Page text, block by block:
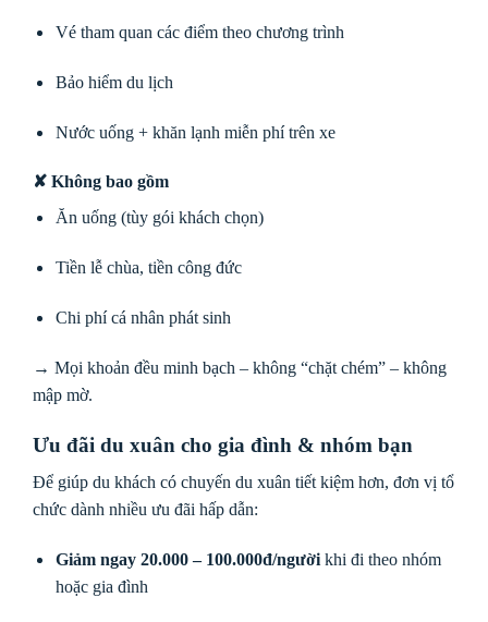
Vé tham quan các điểm theo chương trình
Bảo hiểm du lịch
Nước uống + khăn lạnh miễn phí trên xe
✘ Không bao gồm
Ăn uống (tùy gói khách chọn)
Tiền lễ chùa, tiền công đức
Chi phí cá nhân phát sinh
→ Mọi khoản đều minh bạch – không “chặt chém” – không
mập mờ.
Ưu đãi du xuân cho gia đình & nhóm bạn
Để giúp du khách có chuyến du xuân tiết kiệm hơn, đơn vị tổ
chức dành nhiều ưu đãi hấp dẫn:
Giảm ngay 20.000 – 100.000đ/ngườikhi đi theo nhóm
hoặc gia đình